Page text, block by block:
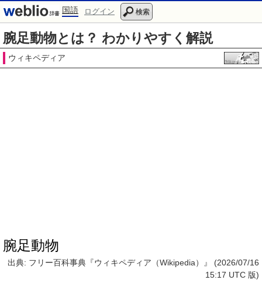
国語 ログイン 検索
腕足動物とは？ わかりやすく解説
ウィキペディア
腕足動物
出典: フリー百科事典『ウィキペディア（Wikipedia）』 (2026/07/16
15:17 UTC 版)